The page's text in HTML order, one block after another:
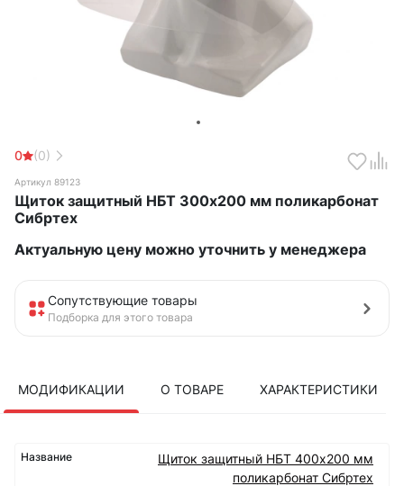
0 (0)
Артикул 89123
Щиток защитный НБТ 300х200 мм поликарбонат
Сибртех
Актуальную цену можно уточнить у менеджера
Сопутствующие товары
Подборка для этого товара
МОДИФИКАЦИИ О ТОВАРЕ ХАРАКТЕРИСТИКИ
Щиток защитный НБТ 400х200 мм
поликарбонат Сибртех